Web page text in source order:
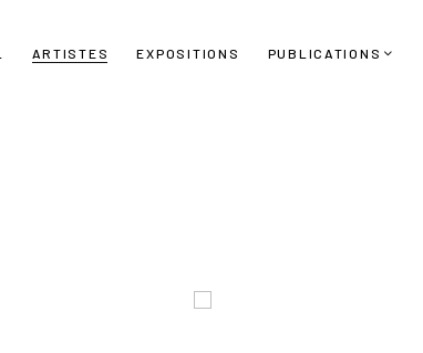
ARTISTES EXPOSITIONS PUBLICATIONS